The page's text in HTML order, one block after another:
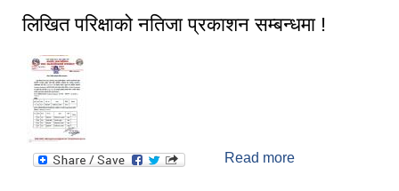
लिखित परिक्षाको नतिजा प्रकाशन सम्बन्धमा !
Read more